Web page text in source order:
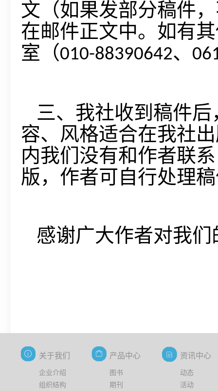
文（如果发部分稿件
在邮件正文中。如有
室（010-88390642、
三、我社收到稿件
容、风格适合在我社
内我们没有和作者联
版，作者可自行处理
感谢广大作者对我
关于我们 产品中心 资讯中心
企业介绍 图书
动态
组织结构
期刊
活动